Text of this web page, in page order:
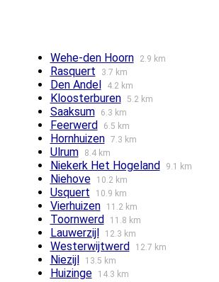
Wehe-den Hoorn 2.9 km
Rasquert 3.7 km
Den Andel 4.2 km
Kloosterburen 5.2 km
Saaksum 6.3 km
Feerwerd 6.5 km
Hornhuizen 7.3 km
Ulrum 8.4 km
Niekerk Het Hogeland 9.1 km
Niehove 10.2 km
Usquert 10.9 km
Vierhuizen 11.2 km
Toornwerd 11.8 km
Lauwerzijl 12.3 km
Westerwijtwerd 12.7 km
Niezijl 13.5 km
Huizinge 14.3 km